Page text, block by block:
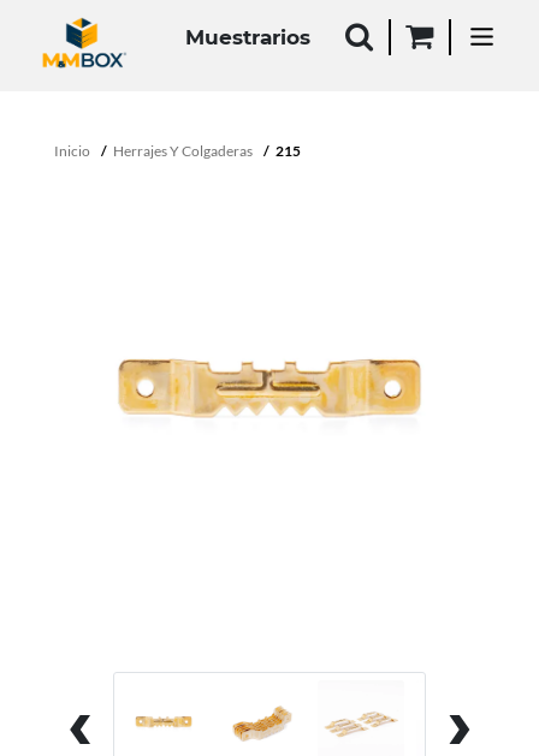
Muestrarios
Inicio Herrajes Y Colgaderas 215
‹ ›